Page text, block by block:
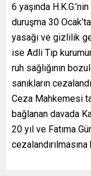
6 yaşında
duruşma 30
yasağı ve gizlilik
ise Adli Tıp
ruh sağlığının
sanıkların
Ceza Mahkemesi
bağlanan davada
20 yıl ve Fatıma